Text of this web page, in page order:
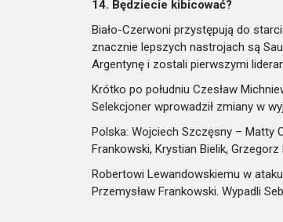
14. Będziecie kibicować?
Biało-Czerwoni przystępują do
znacznie lepszych nastrojach są
Argentynę i zostali pierwszymi
Krótko po południu Czesław
Selekcjoner wprowadził zmiany w
Polska: Wojciech Szczęsny – Matty
Frankowski, Krystian Bielik,
Robertowi Lewandowskiemu w
Przemysław Frankowski. Wypadli